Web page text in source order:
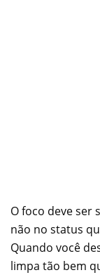
O foco deve ser
não no status
Quando você
limpa tão bem